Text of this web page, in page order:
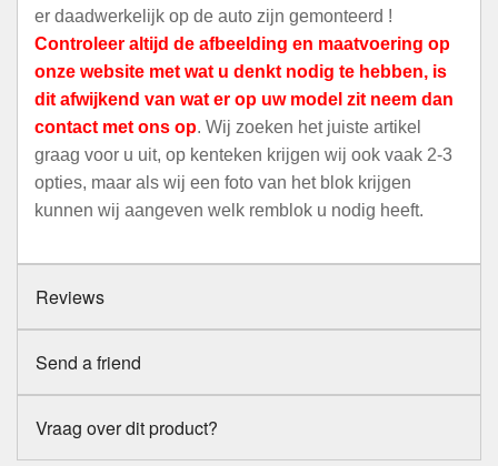
er daadwerkelijk op de auto zijn gemonteerd !
Controleer altijd de afbeelding en maatvoering op
onze website met wat u denkt nodig te hebben, is
dit afwijkend van wat er op uw model zit neem dan
contact met ons op. Wij zoeken het juiste artikel
graag voor u uit, op kenteken krijgen wij ook vaak 2-3
opties, maar als wij een foto van het blok krijgen
kunnen wij aangeven welk remblok u nodig heeft.
Reviews
Send a friend
Vraag over dit product?